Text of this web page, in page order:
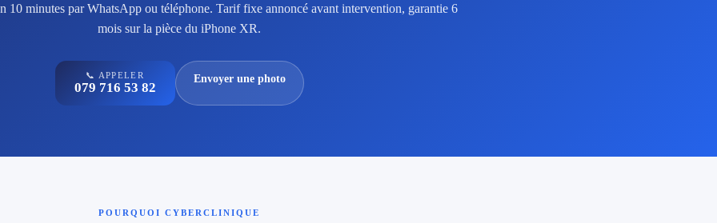
10 minutes par WhatsApp ou téléphone. Tarif fixe annoncé avant intervention, garantie 6
mois sur la pièce du iPhone XR.
📞 APPELER
079 716 53 82
Envoyer une photo
POURQUOI CYBERCLINIQUE